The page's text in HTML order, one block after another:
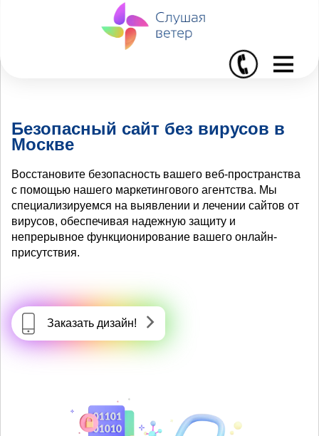
I
Безопасный сайт без вирусов в
Москве
Восстановите безопасность вашего веб-пространства
с помощью нашего маркетингового агентства. Мы
специализируемся на выявлении и лечении сайтов от
вирусов, обеспечивая надежную защиту и
непрерывное функционирование вашего онлайн-
присутствия.
Заказать дизайн!